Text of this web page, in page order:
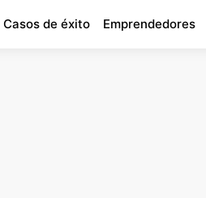
Casos de éxito Emprendedores